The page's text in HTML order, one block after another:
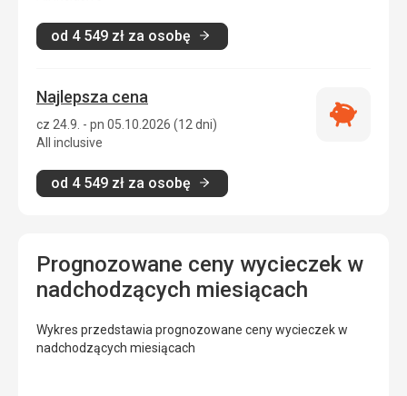
od 4 549 zł za osobę
Najlepsza cena
cz 24.9. - pn 05.10.2026 (12 dni)
All inclusive
od 4 549 zł za osobę
Najlepsza
Prognozowane ceny wycieczek w
nadchodzących miesiącach
Wykres przedstawia prognozowane ceny wycieczek w
nadchodzących miesiącach